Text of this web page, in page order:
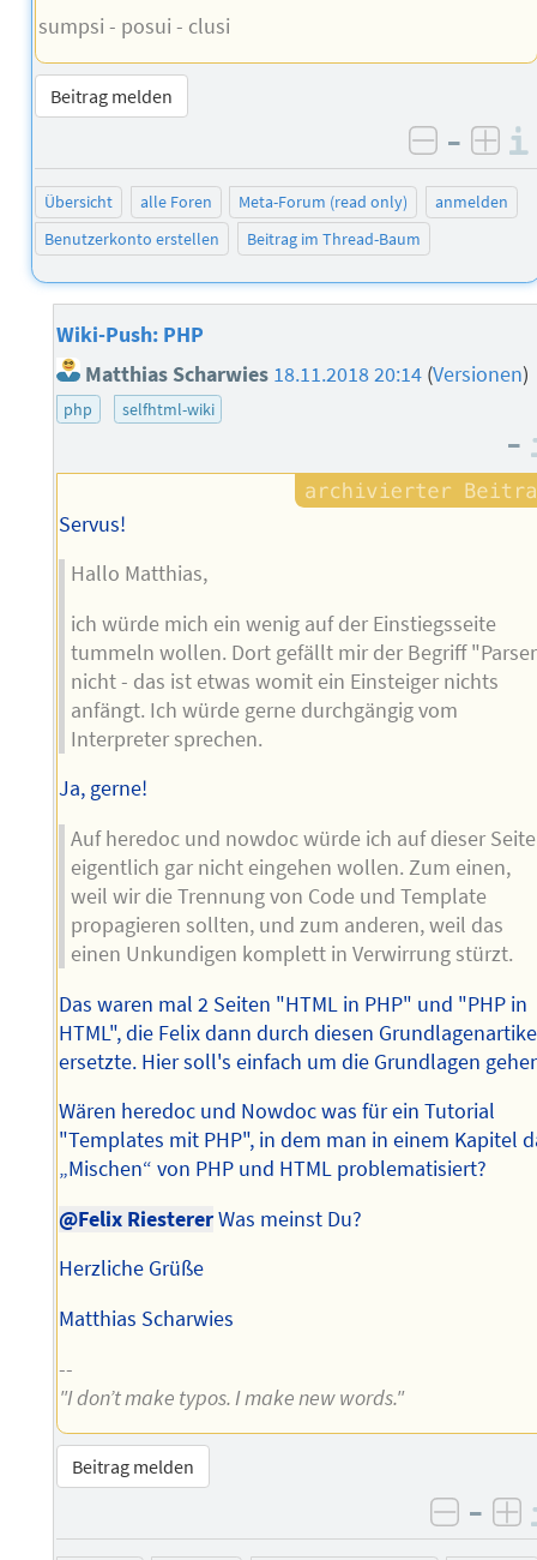
sumpsi - posui - clusi
Beitrag melden
negativ
–
Übersicht alle Foren Meta-Forum (read only)
anmelden
Benutzerkonto erstellen
Beitrag im Thread-Baum
Wiki-Push: PHP
Matthias Scharwies 18.11.2018 20:14 (Versionen)
php selfhtml-wiki
–
Servus!
Hallo Matthias,
ich würde mich ein wenig auf der Einstiegsseite
tummeln wollen. Dort gefällt mir der Begriff
nicht - das ist etwas womit ein Einsteiger nichts
anfängt. Ich würde gerne durchgängig vom
Interpreter sprechen.
Ja, gerne!
Auf heredoc und nowdoc würde ich auf dieser Seite
eigentlich gar nicht eingehen wollen. Zum einen,
weil wir die Trennung von Code und Template
propagieren sollten, und zum anderen, weil das
einen Unkundigen komplett in Verwirrung stürzt.
Das waren mal 2 Seiten "HTML in PHP" und "PHP in
HTML", die Felix dann durch diesen
ersetzte. Hier soll's einfach um die Grundlagen
Wären heredoc und Nowdoc was für ein Tutorial
"Templates mit PHP", in dem man in einem Kapitel
„Mischen“ von PHP und HTML problematisiert?
@Felix RiestererWas meinst Du?
Herzliche Grüße
Matthias Scharwies
--
"I don’t make typos. I make new words."
Beitrag melden
–